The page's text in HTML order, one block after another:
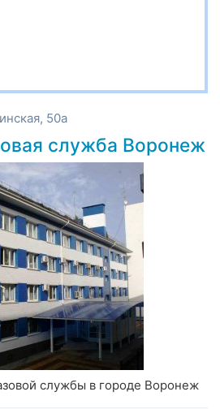
50а
служба Воронеж
службы в городе Воронеж